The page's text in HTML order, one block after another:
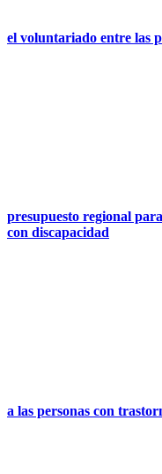
el voluntariado entre las
presupuesto regional
con discapacidad
a las personas con